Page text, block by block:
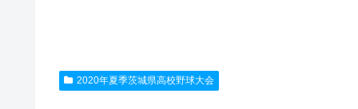
2020年夏季茨城県高校野球大会